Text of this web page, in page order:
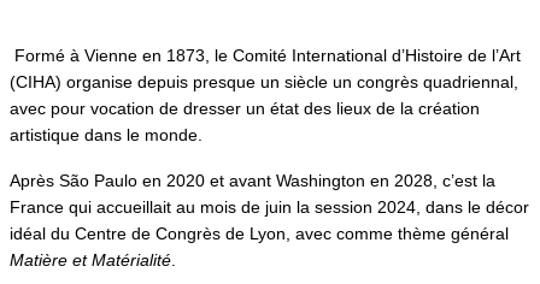
Formé à Vienne en 1873, le Comité International d’Histoire de l’Art
(CIHA) organise depuis presque un siècle un congrès quadriennal,
avec pour vocation de dresser un état des lieux de la création
artistique dans le monde.
Après São Paulo en 2020 et avant Washington en 2028, c’est la
France qui accueillait au mois de juin la session 2024, dans le décor
idéal du Centre de Congrès de Lyon, avec comme thème général
Matière et Matérialité